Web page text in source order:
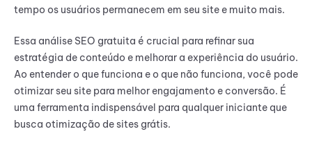
tempo os usuários permanecem em seu site e muito mais.
Essa análise SEO gratuita é crucial para refinar sua
estratégia de conteúdo e melhorar a experiência do usuário.
Ao entender o que funciona e o que não funciona, você pode
otimizar seu site para melhor engajamento e conversão. É
uma ferramenta indispensável para qualquer iniciante que
busca otimização de sites grátis.